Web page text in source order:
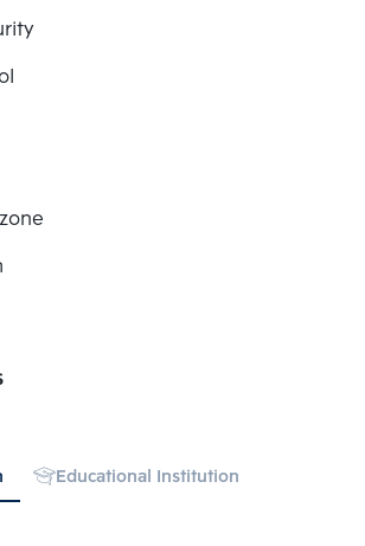
Educational Institution